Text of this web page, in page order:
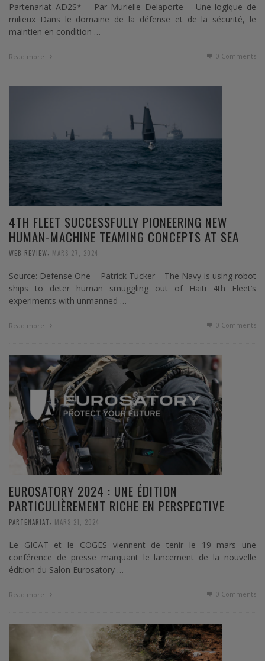
Partenariat AD2S* – Par Murielle Delaporte – Une logique de
milieux Dans le domaine de la défense et de la sécurité, le
maintien en condition …
Read more 0 Comments
4TH FLEET SUCCESSFULLY PIONEERING NEW
HUMAN-MACHINE TEAMING CONCEPTS AT SEA
WEB REVIEW MARS 27, 2024
Source: Defense One – Patrick Tucker – The Navy is using robot
ships to deter human smuggling out of Haiti 4th Fleet’s
experiments with unmanned …
Read more 0 Comments
EUROSATORY 2024 : UNE ÉDITION
PARTICULIÈREMENT RICHE EN PERSPECTIVE
PARTENARIAT MARS 21, 2024
Le GICAT et le COGES viennent de tenir le 19 mars une
conférence de presse marquant le lancement de la nouvelle
édition du Salon Eurosatory …
Read more 0 Comments